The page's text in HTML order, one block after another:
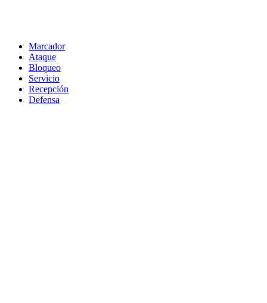
Marcador
Ataque
Bloqueo
Servicio
Recepción
Defensa